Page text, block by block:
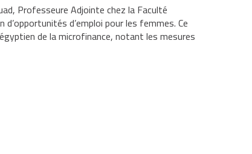
Professeure Adjointe chez la Faculté
d’emploi pour les femmes. Ce
de la microfinance, notant les mesures